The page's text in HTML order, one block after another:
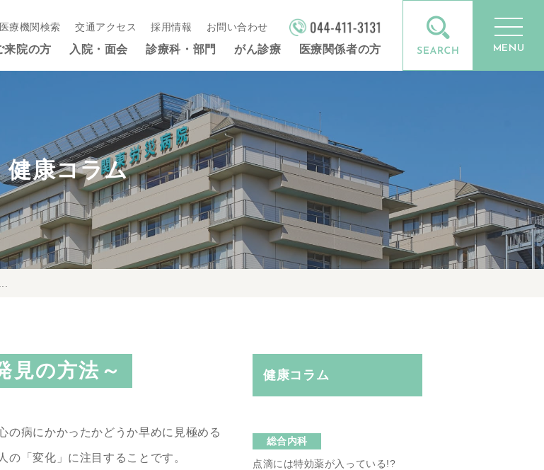
療機関検索 交通アクセス 採用情報 お問い合わせ
来院の方 入院・面会 診療科・部門 がん診療 医療関係者の方 MENU
健康コラム
見の方法～
の病にかかったかどうか早めに見極める
「変化」に注目することです。
健康コラム
総合内科
点滴には特効薬が入っている!?